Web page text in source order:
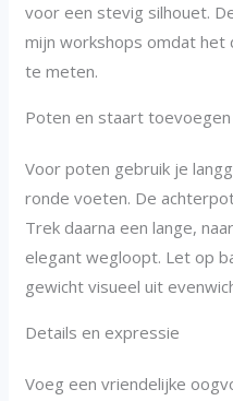
voor een stevig silhouet.
mijn workshops omdat
te meten.
Poten en staart toevoegen
Voor poten gebruik je
ronde voeten. De
Trek daarna een lange,
elegant wegloopt. Let op
gewicht visueel uit
Details en expressie
Voeg een vriendelijke